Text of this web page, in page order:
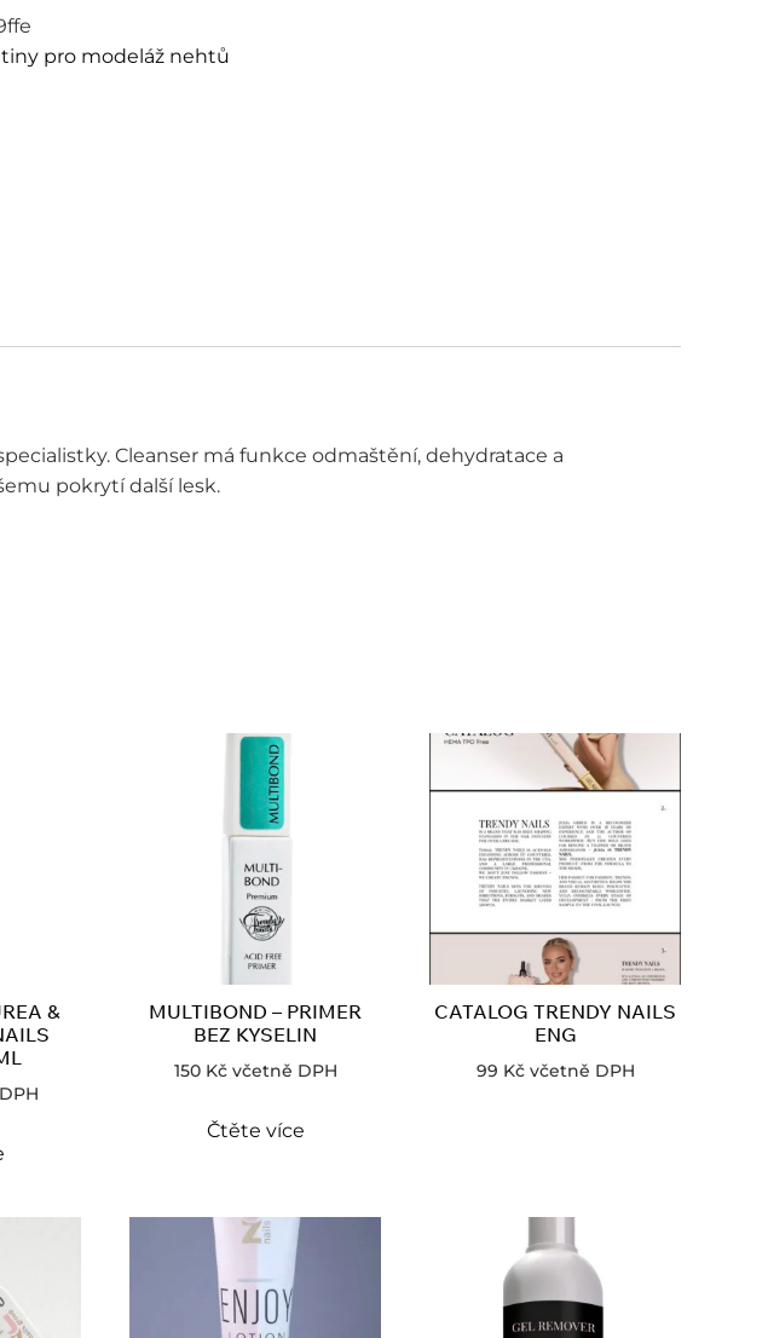
pro modeláž nehtů
Cleanser má funkce odmaštění, dehydratace a
pokrytí další lesk.
&
MULTIBOND – PRIMER
BEZ KYSELIN
150 Kč včetně DPH
Čtěte více
CATALOG TRENDY NAILS
ENG
99 Kč včetně DPH